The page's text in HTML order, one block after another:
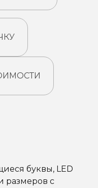
буквы, LED
размеров с